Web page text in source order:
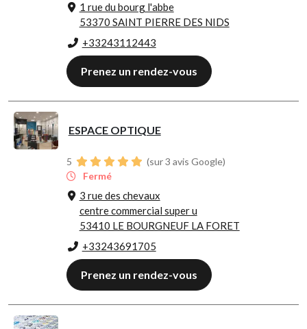
1 rue du bourg l'abbe
53370 SAINT PIERRE DES NIDS
+33243112443
Prenez un rendez-vous
ESPACE OPTIQUE
5
(sur 3 avis Google)
Fermé
3 rue des chevaux
centre commercial super u
53410 LE BOURGNEUF LA FORET
+33243691705
Prenez un rendez-vous